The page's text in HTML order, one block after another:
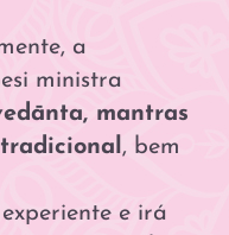
a
ministra
mantras
, bem
e irá